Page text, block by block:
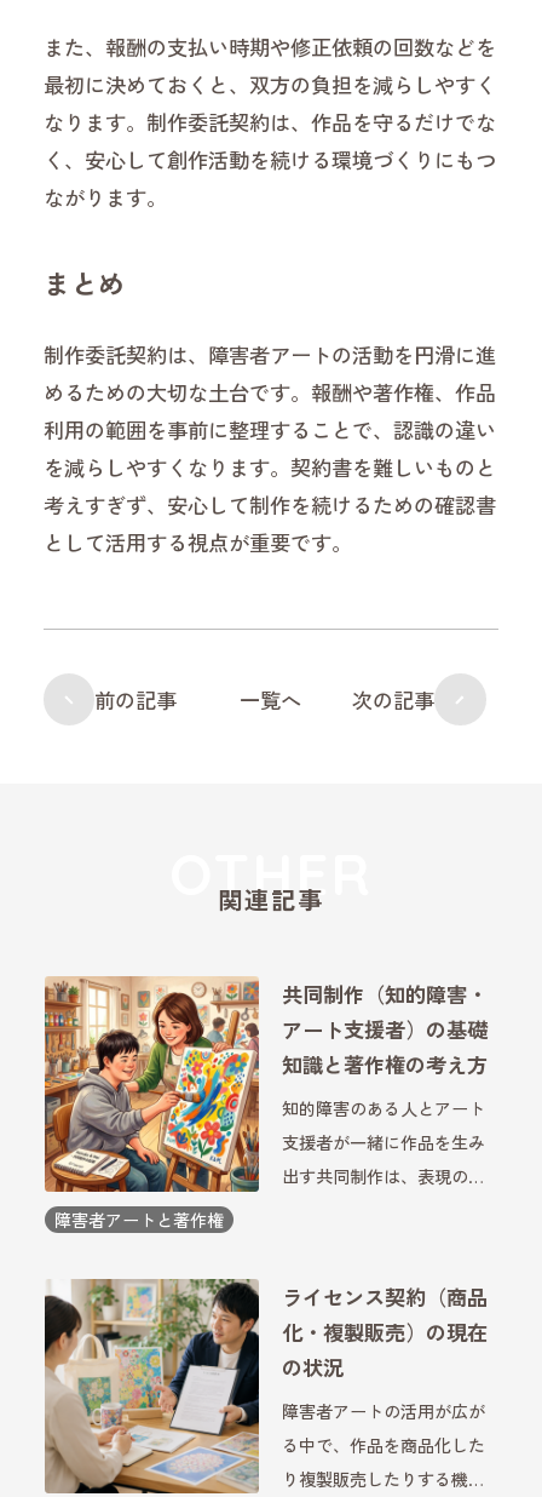
また、報酬の支払い時期や修正依頼の回数などを
最初に決めておくと、双方の負担を減らしやすく
なります。制作委託契約は、作品を守るだけでな
く、安心して創作活動を続ける環境づくりにもつ
ながります。
まとめ
制作委託契約は、障害者アートの活動を円滑に進
めるための大切な土台です。報酬や著作権、作品
利用の範囲を事前に整理することで、認識の違い
を減らしやすくなります。契約書を難しいものと
考えすぎず、安心して制作を続けるための確認書
として活用する視点が重要です。
前の記事 一覧へ 次の記事
関連記事
障害者アートと著作権
共同制作（知的障害・
アート支援者）の基礎
知識と著作権の考え方
知的障害のある人とアート
支援者が一緒に作品を生み
出す共同制作は、表現の可
ながら、必要な場面で支援
を行うことが重要になりま
す。また、完成した作品を
発表 […]
ライセンス契約（商品
化・複製販売）の現在
の状況
障害者アートの活用が広が
る中で、作品を商品化した
り複製販売したりする機会